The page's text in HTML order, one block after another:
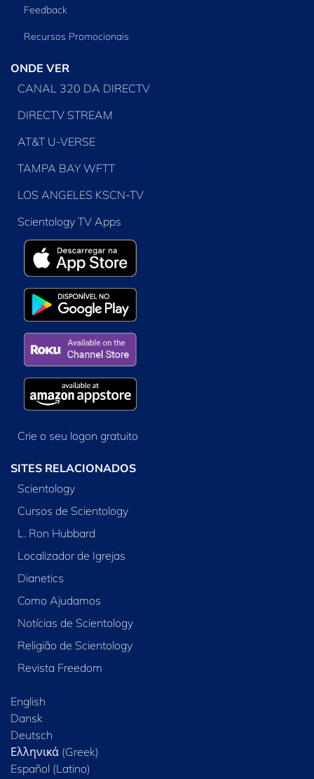
Feedback
Recursos Promocionais
ONDE VER
CANAL 320 DA DIRECTV
DIRECTV STREAM
AT&T U-VERSE
TAMPA BAY WFTT
LOS ANGELES KSCN-TV
Scientology TV Apps
Crie o seu logon gratuito
SITES RELACIONADOS
Scientology
Cursos de Scientology
L. Ron Hubbard
Localizador de Igrejas
Dianetics
Como Ajudamos
Notícias de Scientology
Religião de Scientology
Revista Freedom
English
Dansk
Deutsch
Ελληνικά (Greek)
Español (Latino)